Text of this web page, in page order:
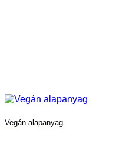
Vegán alapanyag